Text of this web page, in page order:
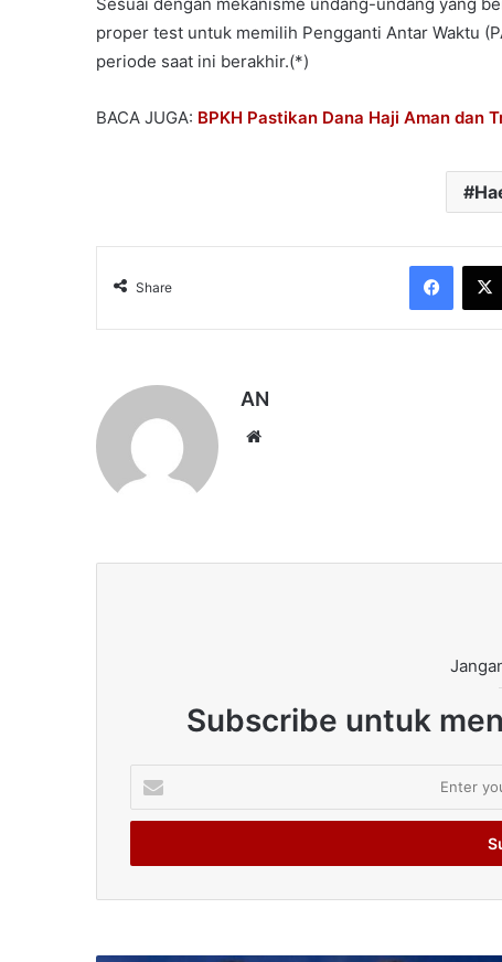
proper test untuk memilih Pengganti Antar Waktu
periode saat ini berakhir.(*)
BACA JUGA: BPKH Pastikan Dana Haji Aman dan
Share
AN
Subscribe untuk
your
Email